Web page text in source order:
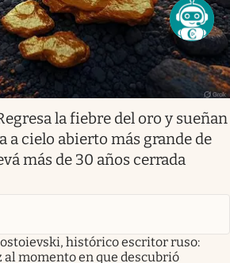
la fiebre del oro y sueñan
a cielo abierto más grande de
más de 30 años cerrada
histórico escritor ruso:
al momento en que descubrió